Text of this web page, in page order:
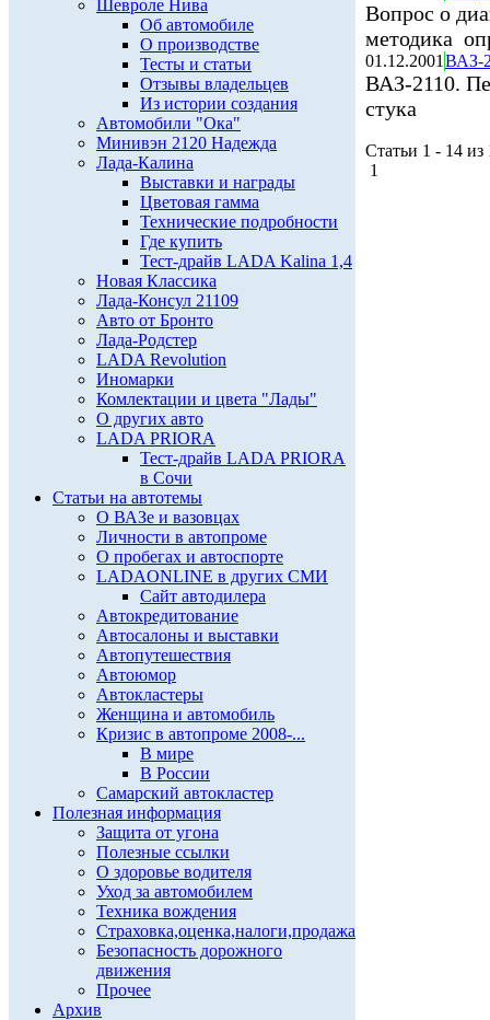
Шевроле Нива
Об автомобиле
О производстве
Тесты и статьи
Отзывы владельцев
Из истории создания
Автомобили "Ока"
Минивэн 2120 Надежда
Лада-Калина
Выставки и награды
Цветовая гамма
Технические подробности
Где купить
Тест-драйв LADA Kalina 1,4
Новая Классика
Лада-Консул 21109
Авто от Бронто
Лада-Родстер
LADA Revolution
Иномарки
Комлектации и цвета "Лады"
О других авто
LADA PRIORA
Тест-драйв LADA PRIORA
в Сочи
Статьи на автотемы
О ВАЗе и вазовцах
Личности в автопроме
О пробегах и автоспорте
LADAONLINE в других СМИ
Сайт автодилера
Автокредитование
Автосалоны и выставки
Автопутешествия
Автоюмор
Автокластеры
Женщина и автомобиль
Кризис в автопроме 2008-...
В мире
В России
Самарский автокластер
Полезная информация
Защита от угона
Полезные ссылки
О здоровье водителя
Уход за автомобилем
Техника вождения
Страховка,оценка,налоги,продажа
Безопасность дорожного
движения
Прочее
Архив
Вопрос о
методика
01.12.2001 ВАЗ-
ВАЗ-2110.
стука
Статьи 1 - 14 из
1